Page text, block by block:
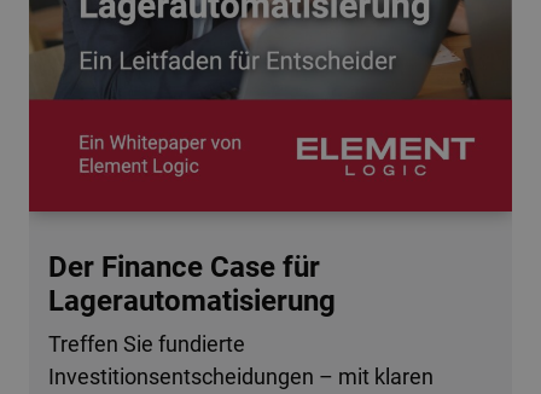
Der Finance Case für
Lagerautomatisierung
Treffen Sie fundierte
Investitionsentscheidungen – mit klaren